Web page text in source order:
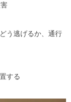
う逃げるか、通行
する